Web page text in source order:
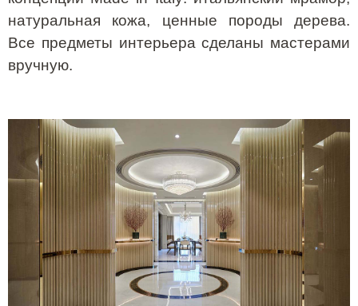
натуральная кожа, ценные породы дерева.
Все предметы интерьера сделаны мастерами
вручную.